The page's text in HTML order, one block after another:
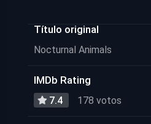
Título original
Nocturnal Animals
IMDb Rating
7.4 178 votos